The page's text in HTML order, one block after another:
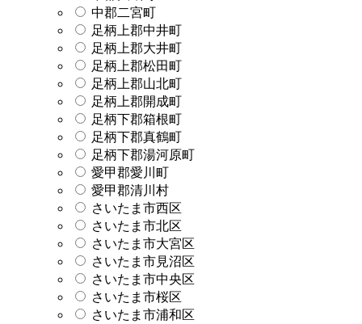
中郡二宮町
足柄上郡中井町
足柄上郡大井町
足柄上郡松田町
足柄上郡山北町
足柄上郡開成町
足柄下郡箱根町
足柄下郡真鶴町
足柄下郡湯河原町
愛甲郡愛川町
愛甲郡清川村
さいたま市西区
さいたま市北区
さいたま市大宮区
さいたま市見沼区
さいたま市中央区
さいたま市桜区
さいたま市浦和区